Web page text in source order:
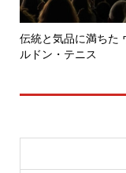
伝統と気品に満ちた
ルドン・テニス